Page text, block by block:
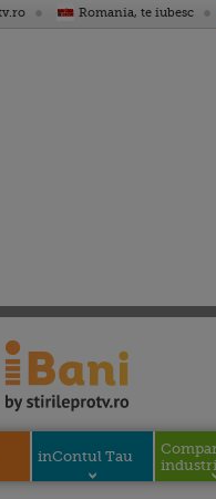
Romania, te iubesc
inContul Tau